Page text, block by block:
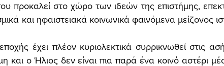
προκαλεί στο χώρο των ιδεών της επιστήμης,
και ηφαιστειακά κοινωνικά φαινόμενα μείζονος
έχει πλέον κυριολεκτικά συρρικνωθεί στις
και ο Ήλιος δεν είναι πια παρά ένα κοινό αστέρι